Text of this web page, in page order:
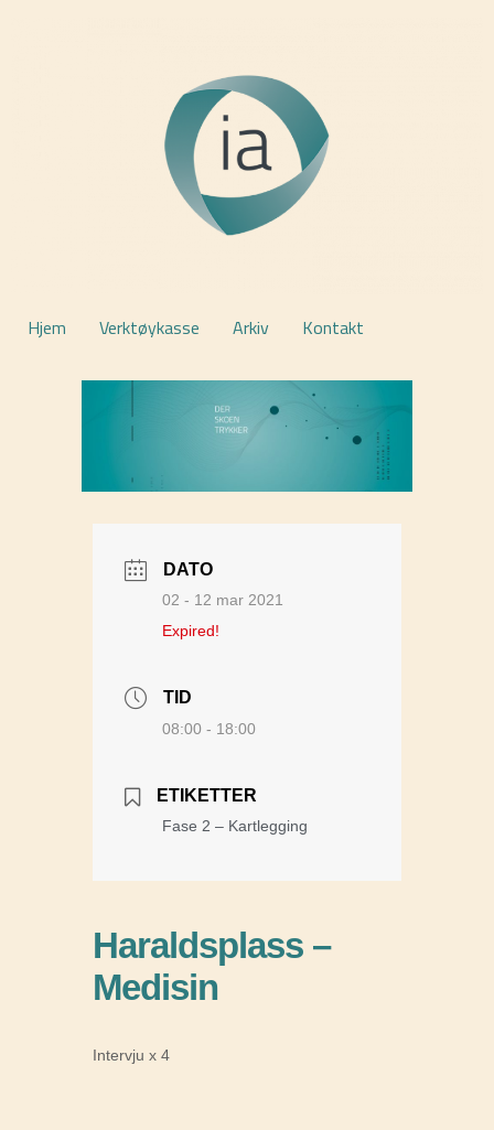
Hjem Verktøykasse Arkiv Kontakt
DATO
02 - 12 mar 2021
Expired!
TID
08:00 - 18:00
ETIKETTER
Fase 2 – Kartlegging
Haraldsplass –
Medisin
Intervju x 4